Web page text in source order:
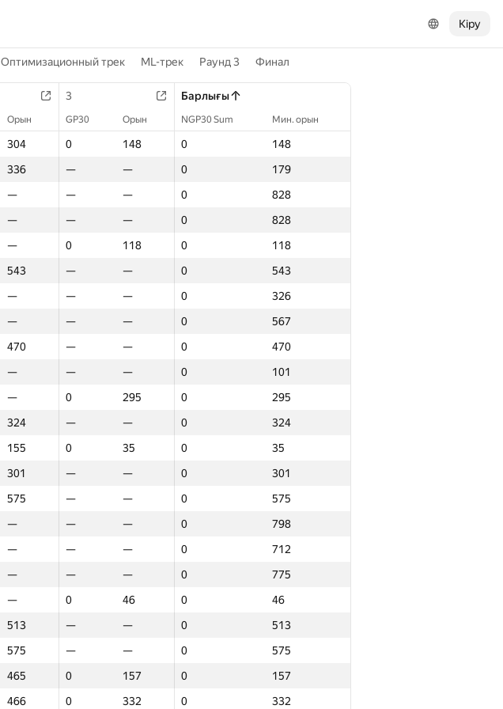
Кіру
Оптимизационный трек ML-трек Раунд 3 Финал
3 Барлығы
Орын GP30 Орын NGP30 Sum Мин. орын
304 0 148 0
148
336 — — 0
179
— — — 0
828
— — — 0
828
— 0 118 0
118
543 — — 0
543
— — — 0
326
— — — 0
567
470 — — 0
470
— — — 0
101
— 0 295 0
295
324 — — 0
324
155 0 35 0
35
301 — — 0
301
575 — — 0
575
— — — 0
798
— — — 0
712
— — — 0
775
— 0 46 0
46
513 — — 0
513
575 — — 0
575
465 0 157 0
157
466 0 332 0
332
3 Барлығы
Орын GP30 Орын NGP30 Sum Мин. орын